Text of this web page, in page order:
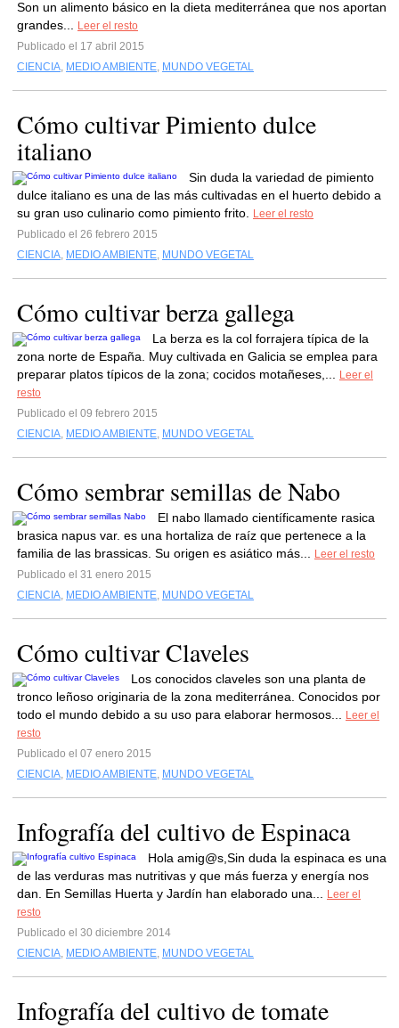
Son un alimento básico en la dieta mediterránea que nos aportan
grandes...
Leer el resto
Publicado el 17 abril 2015
CIENCIA, MEDIO AMBIENTE, MUNDO VEGETAL
Cómo cultivar Pimiento dulce
italiano
Sin duda la variedad de pimiento
dulce italiano es una de las más cultivadas en el huerto debido a
su gran uso culinario como pimiento frito.
Leer el resto
Publicado el 26 febrero 2015
CIENCIA, MEDIO AMBIENTE, MUNDO VEGETAL
Cómo cultivar berza gallega
La berza es la col forrajera típica de la
zona norte de España. Muy cultivada en Galicia se emplea para
preparar platos típicos de la zona; cocidos motañeses,...
Leer el
resto
Publicado el 09 febrero 2015
CIENCIA, MEDIO AMBIENTE, MUNDO VEGETAL
Cómo sembrar semillas de Nabo
El nabo llamado científicamente rasica
brasica napus var. es una hortaliza de raíz que pertenece a la
familia de las brassicas. Su origen es asiático más...
Leer el resto
Publicado el 31 enero 2015
CIENCIA, MEDIO AMBIENTE, MUNDO VEGETAL
Cómo cultivar Claveles
Los conocidos claveles son una planta de
tronco leñoso originaria de la zona mediterránea. Conocidos por
todo el mundo debido a su uso para elaborar hermosos...
Leer el
resto
Publicado el 07 enero 2015
CIENCIA, MEDIO AMBIENTE, MUNDO VEGETAL
Infografía del cultivo de Espinaca
Hola amig@s,Sin duda la espinaca es una
de las verduras mas nutritivas y que más fuerza y energía nos
dan. En Semillas Huerta y Jardín han elaborado una...
Leer el
resto
Publicado el 30 diciembre 2014
CIENCIA, MEDIO AMBIENTE, MUNDO VEGETAL
Infografía del cultivo de tomate